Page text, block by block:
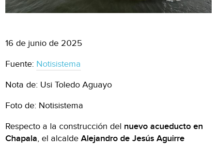
16 de junio de 2025
Fuente: Notisistema
Nota de: Usi Toledo Aguayo
Foto de: Notisistema
Respecto a la construcción del nuevo acueducto en
Chapala, el alcaldeAlejandro de Jesús Aguirre